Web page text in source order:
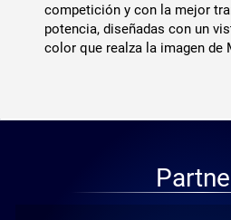
competición y con la mejor
potencia, diseñadas con un
color que realza la imagen de